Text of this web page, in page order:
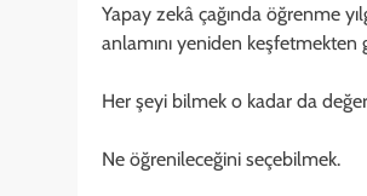
Yapay zekâ çağında öğrenme
anlamını yeniden keşfetmekten
Her şeyi bilmek o kadar da
Ne öğrenileceğini seçebilmek.